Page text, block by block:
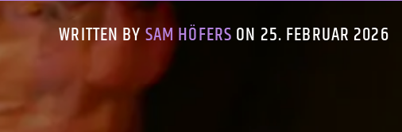
WRITTEN BY SAM HÖFERS ON 25. FEBRUAR 2026